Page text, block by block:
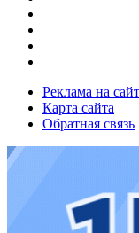
Реклама на
Карта сайта
Обратная связь